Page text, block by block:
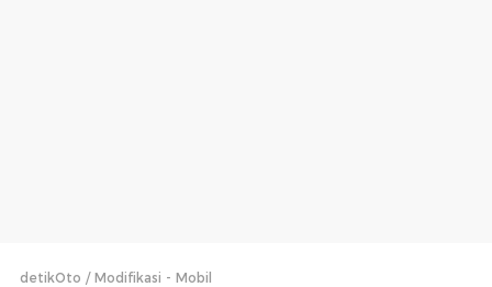
detikOto Modifikasi - Mobil